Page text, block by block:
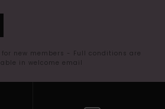
new members - Full conditions are
in welcome email